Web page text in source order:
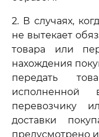
2. В случаях,
не вытекает
товара или
нахождения
передать
перевозчику
доставки
предусмотрено